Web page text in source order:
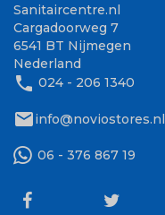
Sanitaircentre.nl
Cargadoorweg 7
6541 BT Nijmegen
Nederland
phone 024 - 206 1340
mailinfo@noviostores.nl
06 - 376 867 19